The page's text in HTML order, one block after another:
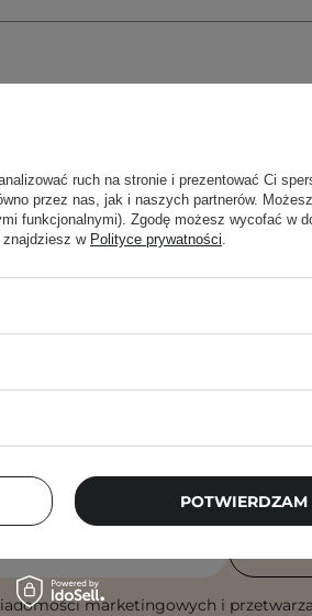
porady, beauty nowości -
marketingowych i
ruch na stronie i prezentować Ci
przez nas, jak i naszych partnerów.
funkcjonalnymi). Zgodę możesz wycofać w
znajdziesz w Polityce prywatności.
POTWIERDZAM